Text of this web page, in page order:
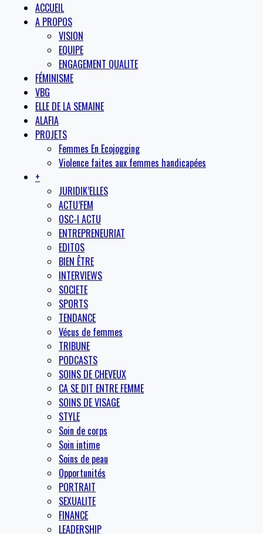
ACCUEIL
A PROPOS
VISION
EQUIPE
ENGAGEMENT QUALITE
FÉMINISME
VBG
ELLE DE LA SEMAINE
ALAFIA
PROJETS
Femmes En Ecojogging
Violence faites aux femmes handicapées
+
JURIDIK’ELLES
ACTU’FEM
OSC-I ACTU
ENTREPRENEURIAT
EDITOS
BIEN ÊTRE
INTERVIEWS
SOCIETE
SPORTS
TENDANCE
Vécus de femmes
TRIBUNE
PODCASTS
SOINS DE CHEVEUX
CA SE DIT ENTRE FEMME
SOINS DE VISAGE
STYLE
Soin de corps
Soin intime
Soins de peau
Opportunités
PORTRAIT
SEXUALITE
FINANCE
LEADERSHIP